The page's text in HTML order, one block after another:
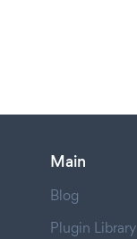
Main
Blog
Plugin Library